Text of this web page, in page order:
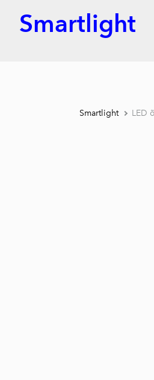
Smartlight
Smartlight LED